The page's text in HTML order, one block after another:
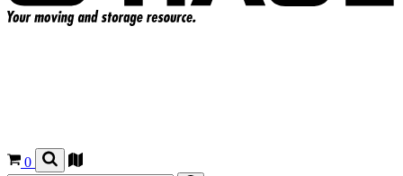
0